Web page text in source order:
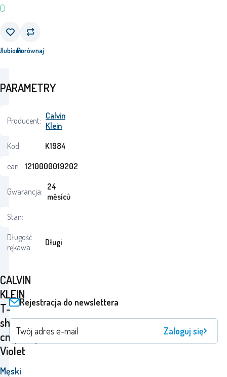
Porównaj
CALVIN
KLEIN
T-
shirt
cmp84q
Violet
Męski
PARAMETRY
Producent: Calvin
Klein
Kod:
K1984
ean: 1210000019202
Gwarancja: 24
měsíců
Stan:
Długość
rękawa:
Długi
Rejestracja do newslettera
Zaloguj się